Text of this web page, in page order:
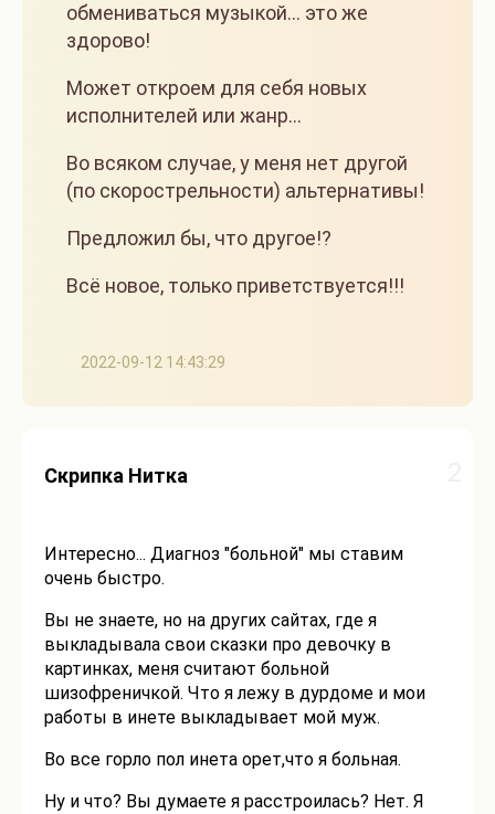
2022-09-12 14:43:29
обмениваться музыкой... это же
здорово!
Может откроем для себя новых
исполнителей или жанр...
Во всяком случае, у меня нет другой
(по скорострельности) альтернативы!
Предложил бы, что другое!?
Всё новое, только приветствуется!!!
Скрипка Нитка
Интересно... Диагноз "больной" мы ставим
очень быстро.
Вы не знаете, но на других сайтах, где я
выкладывала свои сказки про девочку в
картинках, меня считают больной
шизофреничкой. Что я лежу в дурдоме и мои
работы в инете выкладывает мой муж.
Во все горло пол инета орет,что я больная.
Ну и что? Вы думаете я расстроилась? Нет. Я